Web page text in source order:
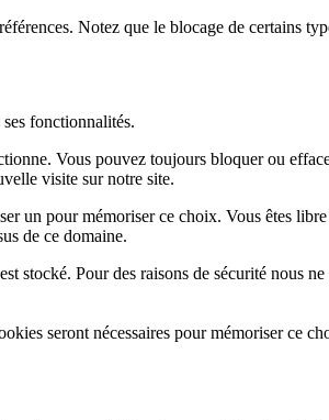
Notez que le blocage de certains
fonctionnalités.
Vous pouvez toujours bloquer ou
visite sur notre site.
un pour mémoriser ce choix. Vous êtes
de ce domaine.
stocké. Pour des raisons de sécurité nous
seront nécessaires pour mémoriser ce